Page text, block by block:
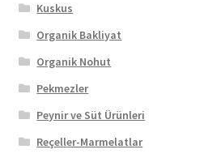
Kuskus
Organik Bakliyat
Organik Nohut
Pekmezler
Peynir ve Süt Ürünleri
Reçeller-Marmelatlar